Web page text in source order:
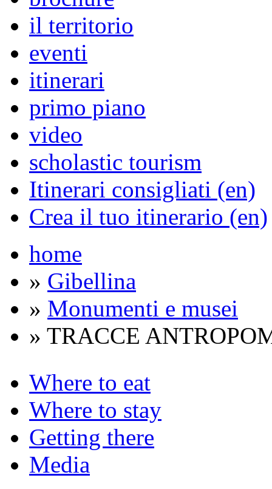
il territorio
eventi
itinerari
primo piano
video
scholastic tourism
Itinerari consigliati (en)
Crea il tuo itinerario (en)
home
» Gibellina
» Monumenti e musei
» TRACCE
Where to eat
Where to stay
Getting there
Media